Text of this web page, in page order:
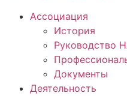
Ассоциация
История
Руководство
Документы
Деятельность